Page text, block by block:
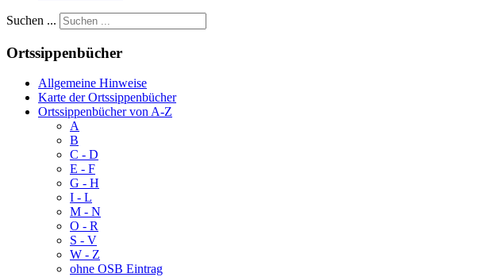
Suchen ...
Ortssippenbücher
Allgemeine Hinweise
Karte der Ortssippenbücher
Ortssippenbücher von A-Z
A
B
C - D
E - F
G - H
I - L
M - N
O - R
S - V
W - Z
ohne OSB Eintrag